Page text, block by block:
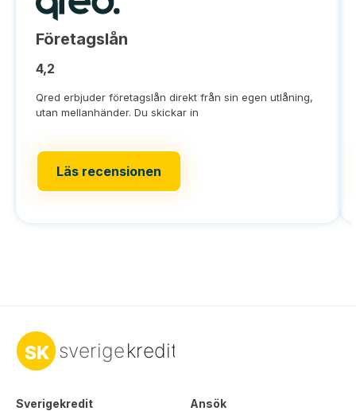
Företagslån
4,2
Qred erbjuder företagslån direkt från sin egen utlåning,
utan mellanhänder. Du skickar in
Läs recensionen
Sverigekredit Ansök